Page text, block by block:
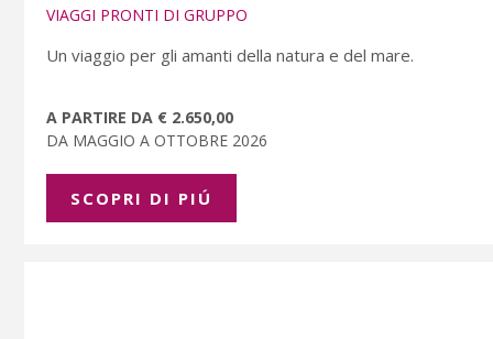
VIAGGI PRONTI DI GRUPPO
Un viaggio per gli amanti della natura e del mare.
A PARTIRE DA € 2.650,00
DA MAGGIO A OTTOBRE 2026
SCOPRI DI PIÚ